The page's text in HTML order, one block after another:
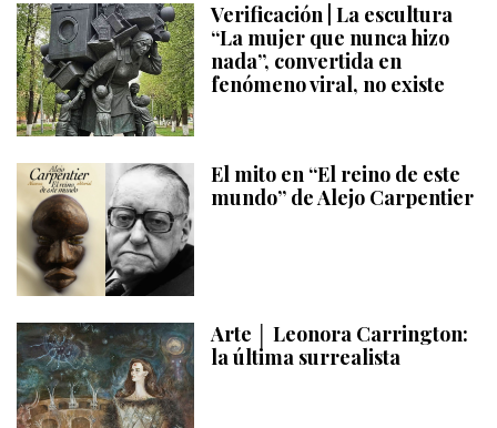
Verificación | La escultura
“La mujer que nunca hizo
nada”, convertida en
fenómeno viral, no existe
El mito en “El reino de este
mundo” de Alejo Carpentier
Arte │ Leonora Carrington:
la última surrealista